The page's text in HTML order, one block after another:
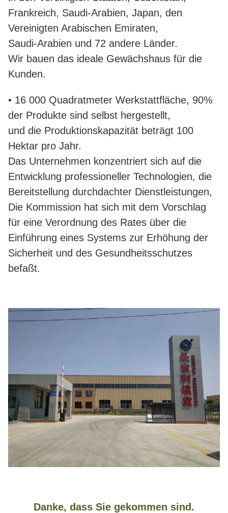
Frankreich, Saudi-Arabien, Japan, den
Vereinigten Arabischen Emiraten,
Saudi-Arabien und 72 andere Länder.
Wir bauen das ideale Gewächshaus für die
Kunden.
• 16 000 Quadratmeter Werkstattfläche, 90%
der Produkte sind selbst hergestellt,
und die Produktionskapazität beträgt 100
Hektar pro Jahr.
Das Unternehmen konzentriert sich auf die
Entwicklung professioneller Technologien, die
Bereitstellung durchdachter Dienstleistungen,
Die Kommission hat sich mit dem Vorschlag
für eine Verordnung des Rates über die
Einführung eines Systems zur Erhöhung der
Sicherheit und des Gesundheitsschutzes
befaßt.
Danke, dass Sie gekommen sind.